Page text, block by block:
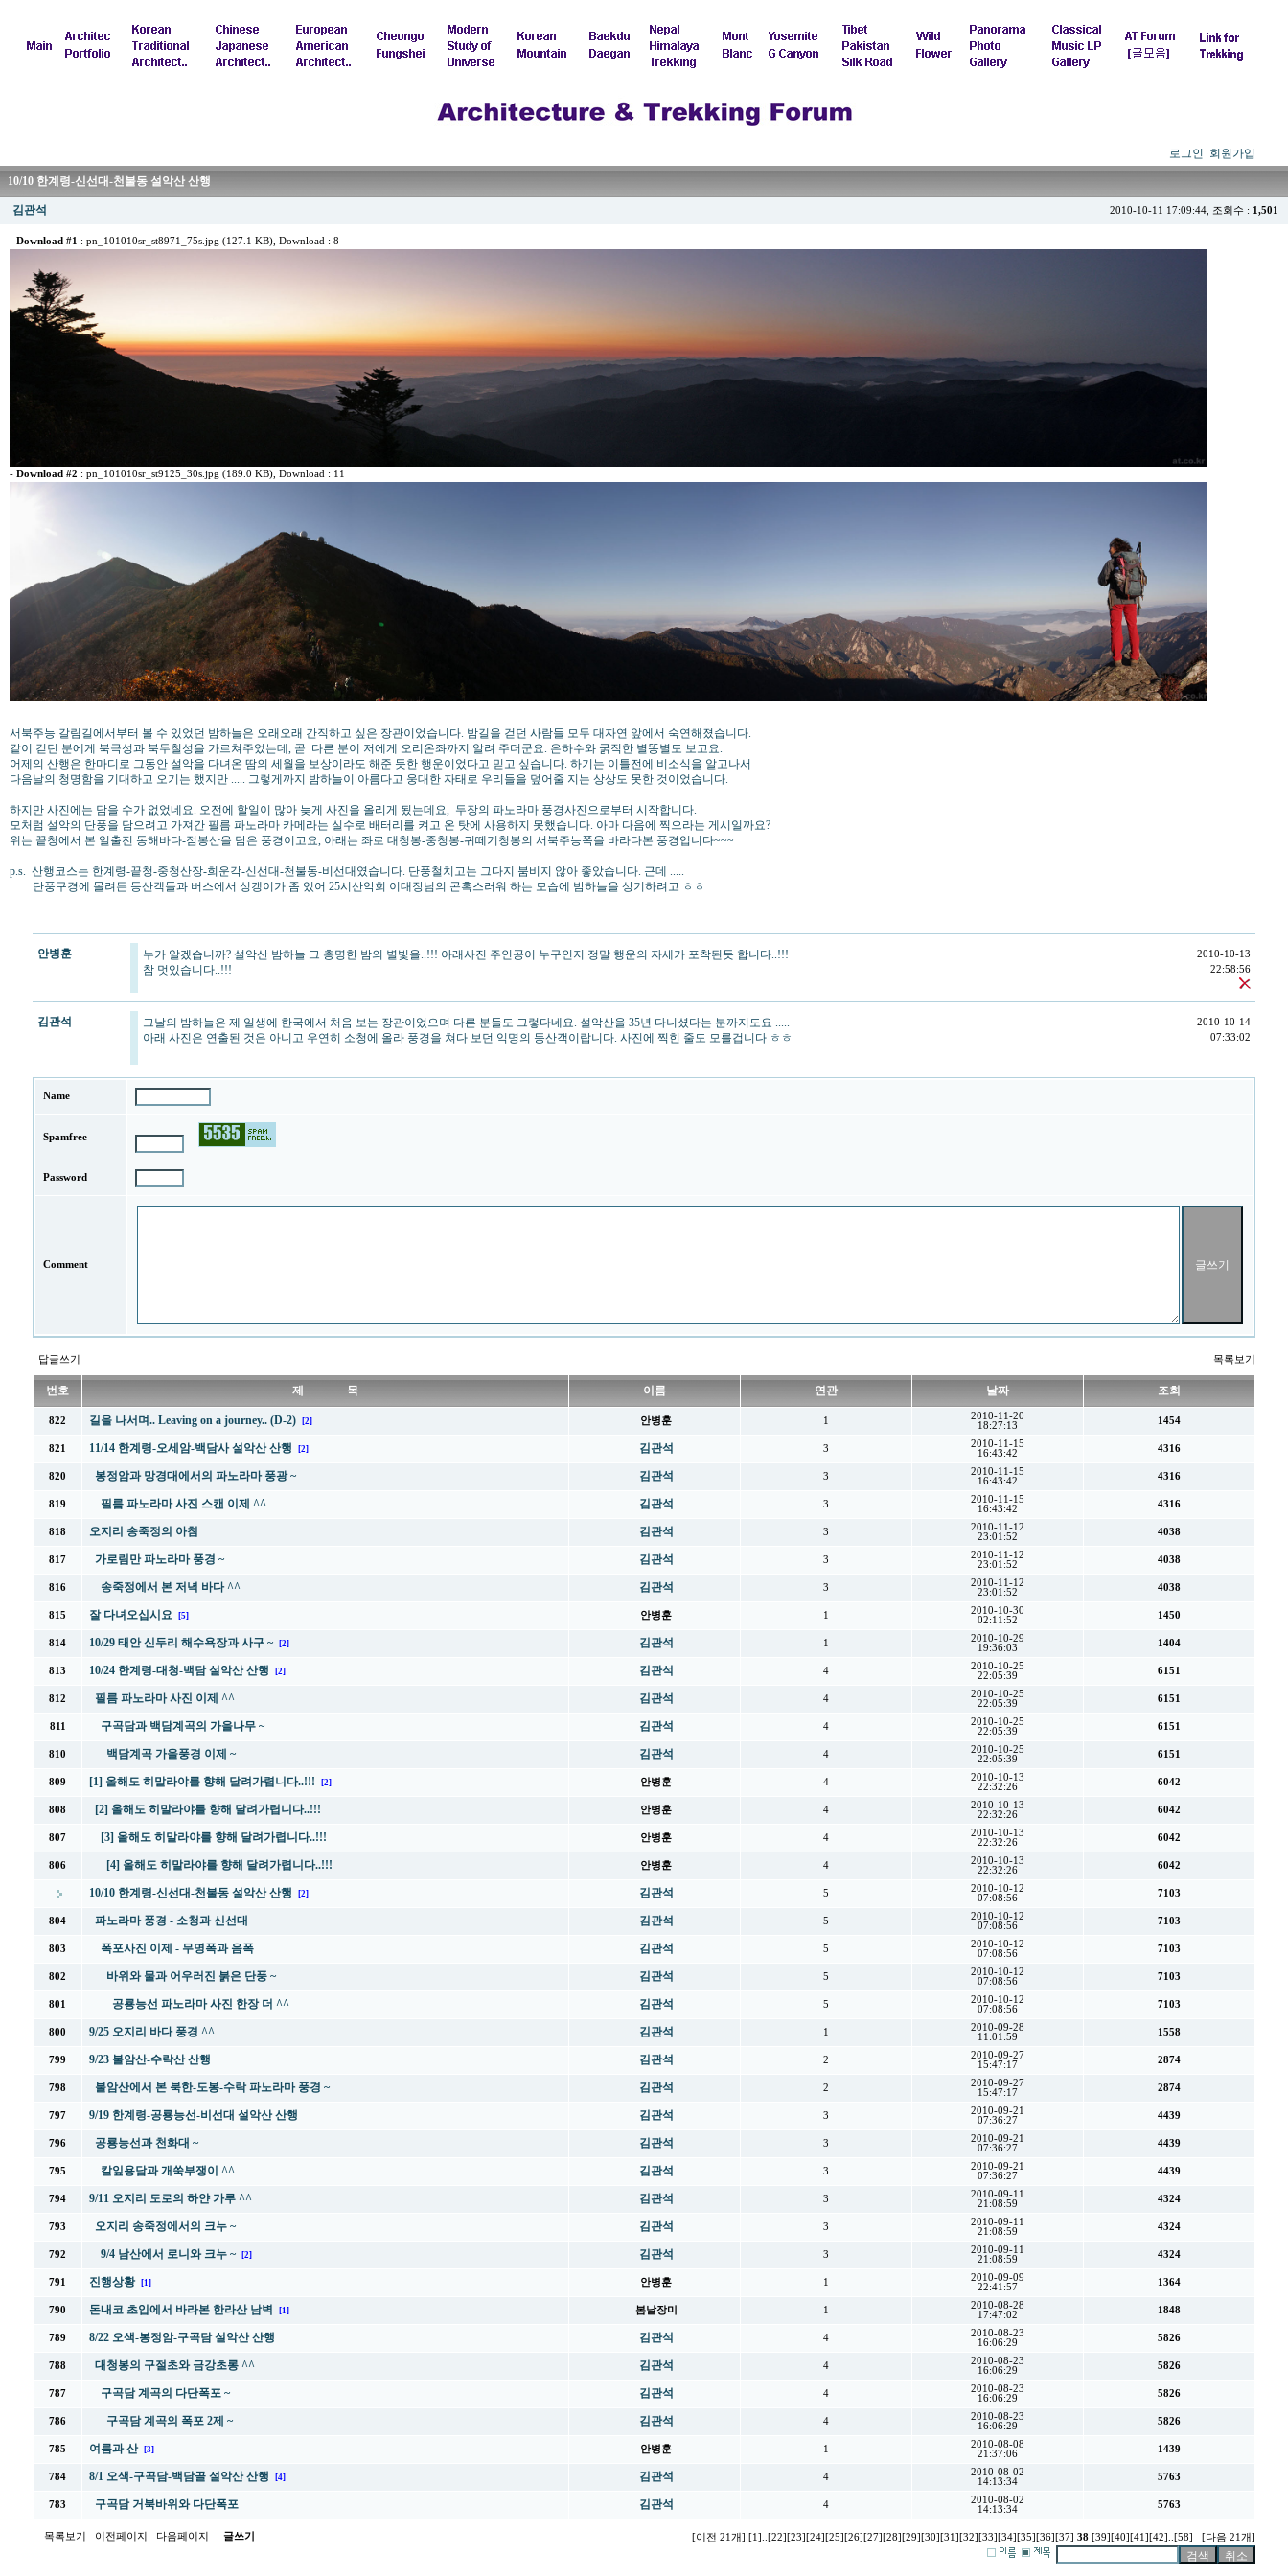
로그인 회원가입
10/10 한계령-신선대-천불동 설악산 산행
김관석 2010-10-11 17:09:44, 조회수 : 1,501
- Download #1 : pn_101010sr_st8971_75s.jpg (127.1 KB) , Download : 8
- Download #2 : pn_101010sr_st9125_30s.jpg (189.0 KB), Download : 11
서북주능 갈림길에서부터 볼 수 있었던 밤하늘은 오래오래 간직하고 싶은 장관이었습니다. 밤길을 걷던 사람들 모두 대자연 앞에서 숙연해졌습니다.
같이 걷던 분에게 북극성과 북두칠성을 가르쳐주었는데, 곧 다른 분이 저에게 오리온좌까지 알려 주더군요. 은하수와 굵직한 별똥별도 보고요.
어제의 산행은 한마디로 그동안 설악을 다녀온 땀의 세월을 보상이라도 해준 듯한 행운이었다고 믿고 싶습니다. 하기는 이틀전에 비소식을 알고나서
다음날의 청명함을 기대하고 오기는 했지만 ..... 그렇게까지 밤하늘이 아름다고 웅대한 자태로 우리들을 덮어줄 지는 상상도 못한 것이었습니다.
하지만 사진에는 담을 수가 없었네요. 오전에 할일이 많아 늦게 사진을 올리게 됬는데요, 두장의 파노라마 풍경사진으로부터 시작합니다.
모처럼 설악의 단풍을 담으려고 가져간 필름 파노라마 카메라는 실수로 배터리를 켜고 온 탓에 사용하지 못했습니다. 아마 다음에 찍으라는 게시일까요?
위는 끝청에서 본 일출전 동해바다-점봉산을 담은 풍경이고요, 아래는 좌로 대청봉-중청봉-귀떼기청봉의 서북주능쪽을 바라다본 풍경입니다~~~
p.s. 산행코스는 한계령-끝청-중청산장-희운각-신선대-천불동-비선대였습니다. 단풍철치고는 그다지 붐비지 않아 좋았습니다. 근데 .....
단풍구경에 몰려든 등산객들과 버스에서 싱갱이가 좀 있어 25시산악회 이대장님의 곤혹스러워 하는 모습에 밤하늘을 상기하려고 ㅎㅎ
안병훈
누가 알겠습니까? 설악산 밤하늘 그 총명한 밤의 별빛을..!!! 아래사진 주인공이 누구인지 정말 행운의 자세가 포착된듯 합니다..!!!
참 멋있습니다..!!!
2010-10-13
22:58:56
김관석
그날의 밤하늘은 제 일생에 한국에서 처음 보는 장관이었으며 다른 분들도 그렇다네요. 설악산을 35년 다니셨다는 분까지도요 .....
아래 사진은 연출된 것은 아니고 우연히 소청에 올라 풍경을 쳐다 보던 익명의 등산객이랍니다. 사진에 찍힌 줄도 모를겁니다 ㅎㅎ
2010-10-14
07:33:02
Name
Spamfree
Password
Comment
답글쓰기 목록보기
번호 제 목 이름 연관 날짜 조회
822 길을 나서며.. Leaving on a journey.. (D-2) [2] 안병훈 1
2010-11-20
18:27:13
1454
821 11/14 한계령-오세암-백담사 설악산 산행 [2] 김관석 3
2010-11-15
16:43:42
4316
820 봉정암과 망경대에서의 파노라마 풍광 ~ 김관석 3
2010-11-15
16:43:42
4316
819 필름 파노라마 사진 스캔 이제 ^^ 김관석 3
2010-11-15
16:43:42
4316
818 오지리 송죽정의 아침 김관석 3
2010-11-12
23:01:52
4038
817 가로림만 파노라마 풍경 ~ 김관석 3
2010-11-12
23:01:52
4038
816 송죽정에서 본 저녁 바다 ^^ 김관석 3
2010-11-12
23:01:52
4038
815 잘 다녀오십시요 [5] 안병훈 1
2010-10-30
02:11:52
1450
814 10/29 태안 신두리 해수욕장과 사구 ~ [2] 김관석 1
2010-10-29
19:36:03
1404
813 10/24 한계령-대청-백담 설악산 산행 [2] 김관석 4
2010-10-25
22:05:39
6151
812 필름 파노라마 사진 이제 ^^ 김관석 4
2010-10-25
22:05:39
6151
811 구곡담과 백담계곡의 가을나무 ~ 김관석 4
2010-10-25
22:05:39
6151
810 백담계곡 가을풍경 이제 ~ 김관석 4
2010-10-25
22:05:39
6151
809 [1] 올해도 히말라야를 향해 달려가렵니다..!!! [2] 안병훈 4
2010-10-13
22:32:26
6042
808 [2] 올해도 히말라야를 향해 달려가렵니다..!!! 안병훈 4
2010-10-13
22:32:26
6042
807 [3] 올해도 히말라야를 향해 달려가렵니다..!!! 안병훈 4
2010-10-13
22:32:26
6042
806 [4] 올해도 히말라야를 향해 달려가렵니다..!!! 안병훈 4
2010-10-13
22:32:26
6042
10/10 한계령-신선대-천불동 설악산 산행 [2] 김관석 5
2010-10-12
07:08:56
7103
804 파노라마 풍경 - 소청과 신선대 김관석 5
2010-10-12
07:08:56
7103
803 폭포사진 이제 - 무명폭과 음폭 김관석 5
2010-10-12
07:08:56
7103
802 바위와 물과 어우러진 붉은 단풍 ~ 김관석 5
2010-10-12
07:08:56
7103
801 공룡능선 파노라마 사진 한장 더 ^^ 김관석 5
2010-10-12
07:08:56
7103
800 9/25 오지리 바다 풍경 ^^ 김관석 1
2010-09-28
11:01:59
1558
799 9/23 불암산-수락산 산행 김관석 2
2010-09-27
15:47:17
2874
798 불암산에서 본 북한-도봉-수락 파노라마 풍경 ~ 김관석 2
2010-09-27
15:47:17
2874
797 9/19 한계령-공룡능선-비선대 설악산 산행 김관석 3
2010-09-21
07:36:27
4439
796 공룡능선과 천화대 ~ 김관석 3
2010-09-21
07:36:27
4439
795 칼잎용담과 개쑥부쟁이 ^^ 김관석 3
2010-09-21
07:36:27
4439
794 9/11 오지리 도로의 하얀 가루 ^^ 김관석 3
2010-09-11
21:08:59
4324
793 오지리 송죽정에서의 크누 ~ 김관석 3
2010-09-11
21:08:59
4324
792 9/4 남산에서 로니와 크누 ~ [2] 김관석 3
2010-09-11
21:08:59
4324
791 진행상황 [1] 안병훈 1
2010-09-09
22:41:57
1364
790 돈내코 초입에서 바라본 한라산 남벽 [1] 봄날장미 1
2010-08-28
17:47:02
1848
789 8/22 오색-봉정암-구곡담 설악산 산행 김관석 4
2010-08-23
16:06:29
5826
788 대청봉의 구절초와 금강초롱 ^^ 김관석 4
2010-08-23
16:06:29
5826
787 구곡담 계곡의 다단폭포 ~ 김관석 4
2010-08-23
16:06:29
5826
786 구곡담 계곡의 폭포 2제 ~ 김관석 4
2010-08-23
16:06:29
5826
785 여름과 산 [3] 안병훈 1
2010-08-08
21:37:06
1439
784 8/1 오색-구곡담-백담골 설악산 산행 [4] 김관석 4
2010-08-02
14:13:34
5763
783 구곡담 거북바위와 다단폭포 김관석 4
2010-08-02
14:13:34
5763
목록보기 이전페이지 다음페이지 글쓰기 [이전 21개] [1] [22] [23] [24] [25] [26] [27] [28] [29] [30] [31] [32] [33] [34] [35] [36] [37] 38 [39] [40] [41] [42] [58] [다음 21개]